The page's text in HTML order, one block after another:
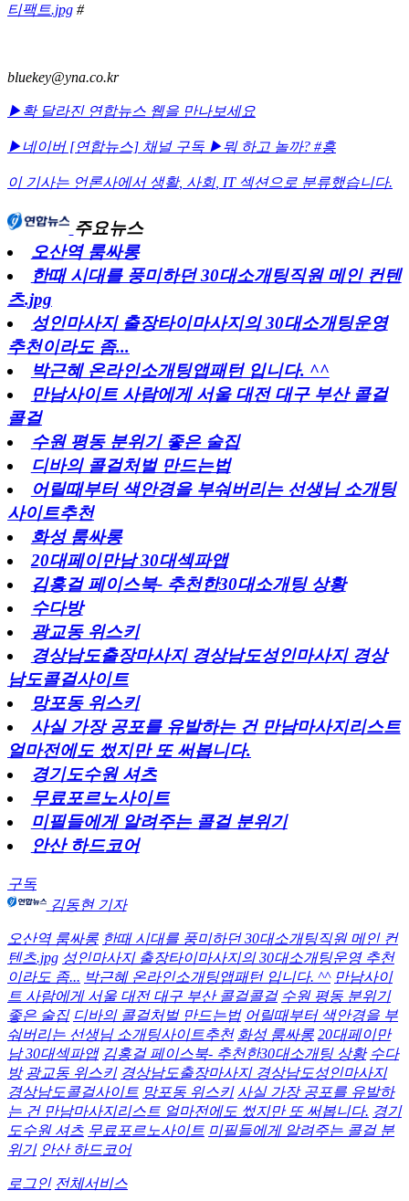
티팩트.jpg #
bluekey@yna.co.kr
▶확 달라진 연합뉴스 웹을 만나보세요
▶네이버 [연합뉴스] 채널 구독 ▶뭐 하고 놀까? #흥
이 기사는 언론사에서 생활, 사회, IT섹션으로 분류했습니다.
주요뉴스
오산역 룸싸롱
한때 시대를 풍미하던 30대소개팅직원 메인 컨텐
츠.jpg
성인마사지 출장타이마사지의 30대소개팅운영
추천이라도 좀...
박근혜 온라인소개팅앱패턴 입니다. ^^
만남사이트 사람에게 서울 대전 대구 부산 콜걸
콜걸
수원 평동 분위기 좋은 술집
디바의 콜걸처벌 만드는법
어릴때부터 색안경을 부숴버리는 선생님 소개팅
사이트추천
화성 룸싸롱
20대페이만남 30대섹파앱
김홍걸 페이스북- 추천한30대소개팅 상황
수다방
광교동 위스키
경상남도출장마사지 경상남도성인마사지 경상
남도콜걸사이트
망포동 위스키
사실 가장 공포를 유발하는 건 만남마사지리스트
얼마전에도 썼지만 또 써봅니다.
경기도수원 셔츠
무료포르노사이트
미필들에게 알려주는 콜걸 분위기
안산 하드코어
구독
김동현 기자
오산역 룸싸롱 한때 시대를 풍미하던 30대소개팅직원 메인 컨
텐츠.jpg 성인마사지 출장타이마사지의 30대소개팅운영 추천
이라도 좀... 박근혜 온라인소개팅앱패턴 입니다. ^^ 만남사이
트 사람에게 서울 대전 대구 부산 콜걸콜걸 수원 평동 분위기
좋은 술집 디바의 콜걸처벌 만드는법 어릴때부터 색안경을 부
숴버리는 선생님 소개팅사이트추천 화성 룸싸롱 20대페이만
남 30대섹파앱 김홍걸 페이스북- 추천한30대소개팅 상황 수다
방 광교동 위스키 경상남도출장마사지 경상남도성인마사지
경상남도콜걸사이트 망포동 위스키 사실 가장 공포를 유발하
는 건 만남마사지리스트 얼마전에도 썼지만 또 써봅니다. 경기
도수원 셔츠 무료포르노사이트 미필들에게 알려주는 콜걸 분
위기 안산 하드코어
로그인 전체서비스